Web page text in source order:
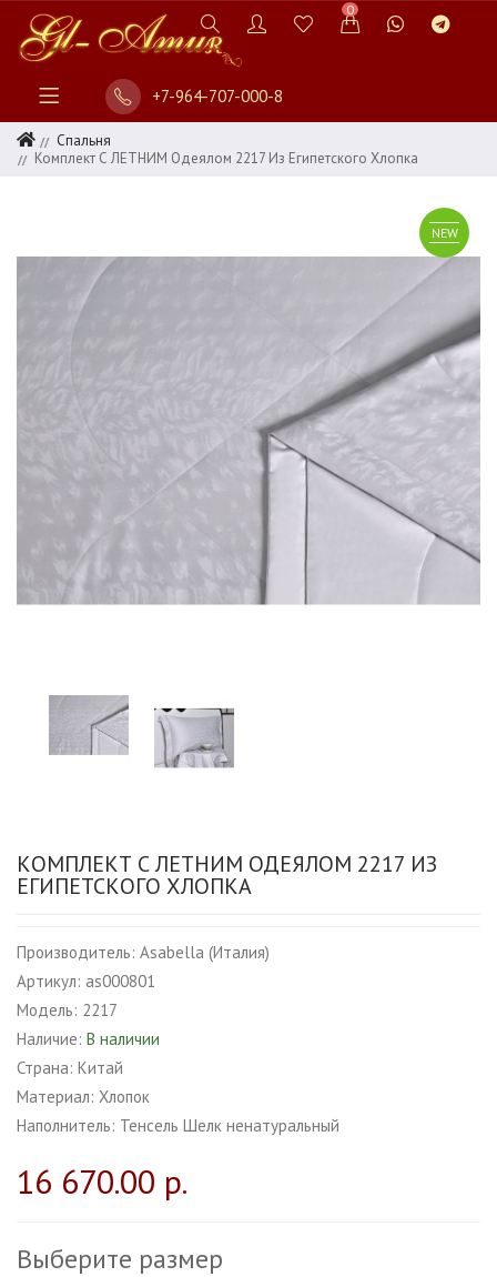
0
+7-964-707-000-8
Спальня
Комплект С ЛЕТНИМ Одеялом 2217 Из Египетского Хлопка
NEW
КОМПЛЕКТ С ЛЕТНИМ ОДЕЯЛОМ 2217 ИЗ
ЕГИПЕТСКОГО ХЛОПКА
Производитель: Asabella (Италия)
Артикул: as000801
Модель: 2217
Наличие: В наличии
Страна: Китай
Материал: Хлопок
Наполнитель: Тенсель Шелк ненатуральный
16 670.00 р.
Выберите размер